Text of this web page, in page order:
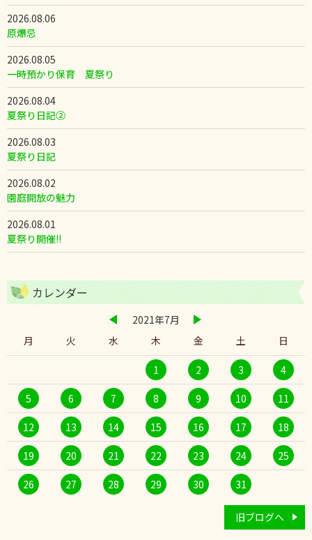
2026.08.06
原爆忌
2026.08.05
一時預かり保育 夏祭り
2026.08.04
夏祭り日記②
2026.08.03
夏祭り日記
2026.08.02
園庭開放の魅力
2026.08.01
夏祭り開催!!
カレンダー
2021年7月
月
火 水 木 金 土 日
1 2 3 4
5 6 7 8 9 10 11
12 13 14 15 16 17 18
19 20 21 22 23 24 25
26 27 28 29 30 31
旧ブログへ